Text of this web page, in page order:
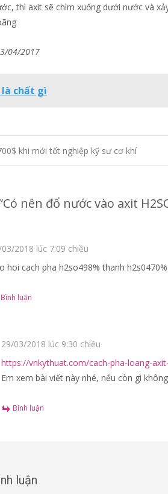
thì axit sẽ chìm xuống dưới nước và
04/2017
là chất gì
khi mới tốt nghiệp kỹ sư cơ khí
Có nên đổ nước vào axit
2018 lúc 7:09 chiều
hoi cach pha h2so498% thanh h2s0470%
Bình luận
29/03/2018 lúc 9:30 chiều
https://vnkythuat.com/cach-pha-loang-
Em xem bài viết này nhé, nếu còn gì
Bình luận
luận